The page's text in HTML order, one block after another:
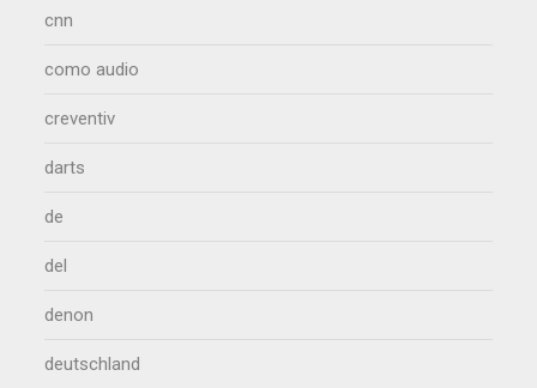
cnn
como audio
creventiv
darts
de
del
denon
deutschland